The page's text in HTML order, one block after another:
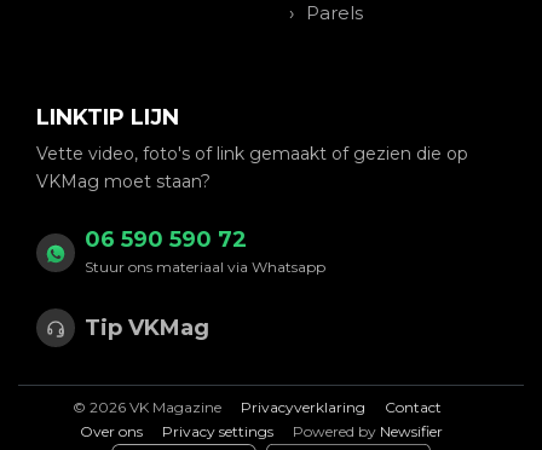
Parels
LINKTIP LIJN
Vette video, foto's of link gemaakt of gezien die op
VKMag moet staan?
06 590 590 72
Stuur ons materiaal via Whatsapp
Tip VKMag
© 2026 VK Magazine Privacyverklaring
Contact
Over ons
Privacy settings Powered by Newsifier